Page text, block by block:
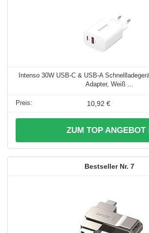
Intenso 30W USB-C & USB-A
Adapter, Weiß ...
10,92 €
ZUM TOP ANGEBOT
7